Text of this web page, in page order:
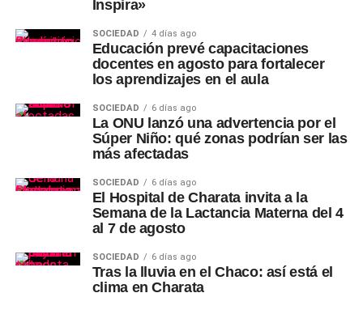
Inspira»
SOCIEDAD 4 días ago
Educación prevé capacitaciones
docentes en agosto para fortalecer
los aprendizajes en el aula
SOCIEDAD 6 días ago
La ONU lanzó una advertencia por el
Súper Niño: qué zonas podrían ser las
más afectadas
SOCIEDAD 6 días ago
El Hospital de Charata invita a la
Semana de la Lactancia Materna del 4
al 7 de agosto
SOCIEDAD 6 días ago
Tras la lluvia en el Chaco: así está el
clima en Charata